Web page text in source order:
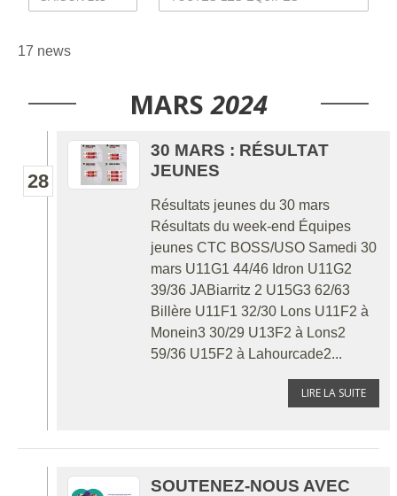
17 news
MARS 2024
28
30 MARS : RÉSULTAT
JEUNES
Résultats jeunes du 30 mars
Résultats du week-end Équipes
jeunes CTC BOSS/USO Samedi 30
mars U11G1 44/46 Idron U11G2
39/36 JABiarritz 2 U15G3 62/63
Billère U11F1 32/30 Lons U11F2 à
Monein3 30/29 U13F2 à Lons2
59/36 U15F2 à Lahourcade2...
LIRE LA SUITE
SOUTENEZ-NOUS AVEC